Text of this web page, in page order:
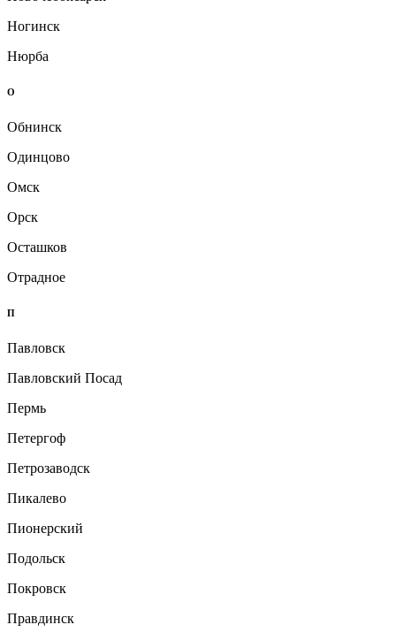
Ногинск
Нюрба
О
Обнинск
Одинцово
Омск
Орск
Осташков
Отрадное
П
Павловск
Павловский Посад
Пермь
Петергоф
Петрозаводск
Пикалево
Пионерский
Подольск
Покровск
Правдинск